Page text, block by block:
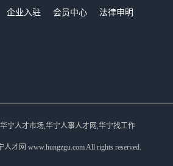
企业入驻 会员中心
法律申明
宁人才市场,华宁人事人才网,华宁找工作
才网 www.hungzgu.com All rights reserved.